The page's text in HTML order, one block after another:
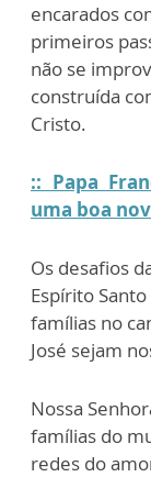
encarados
primeiros
não se
construída
Cristo.
:: Papa
uma boa
Os desafios
Espírito
famílias no
José sejam
Nossa
famílias do
redes do